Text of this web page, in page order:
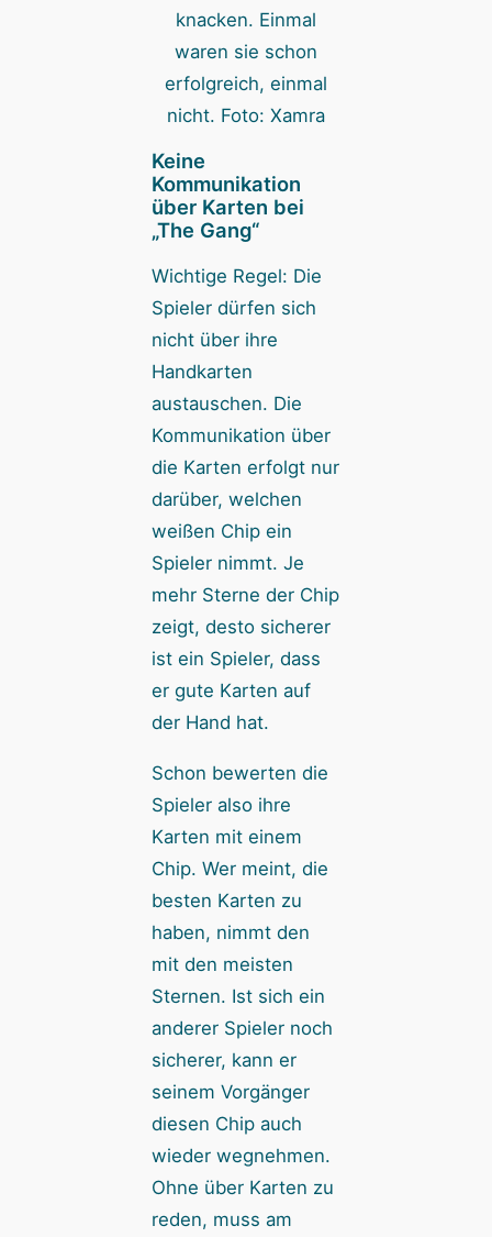
knacken. Einmal
waren sie schon
erfolgreich, einmal
nicht. Foto: Xamra
Keine
Kommunikation
über Karten bei
„The Gang“
Wichtige Regel: Die
Spieler dürfen sich
nicht über ihre
Handkarten
austauschen. Die
Kommunikation über
die Karten erfolgt nur
darüber, welchen
weißen Chip ein
Spieler nimmt. Je
mehr Sterne der Chip
zeigt, desto sicherer
ist ein Spieler, dass
er gute Karten auf
der Hand hat.
Schon bewerten die
Spieler also ihre
Karten mit einem
Chip. Wer meint, die
besten Karten zu
haben, nimmt den
mit den meisten
Sternen. Ist sich ein
anderer Spieler noch
sicherer, kann er
seinem Vorgänger
diesen Chip auch
wieder wegnehmen.
Ohne über Karten zu
reden, muss am